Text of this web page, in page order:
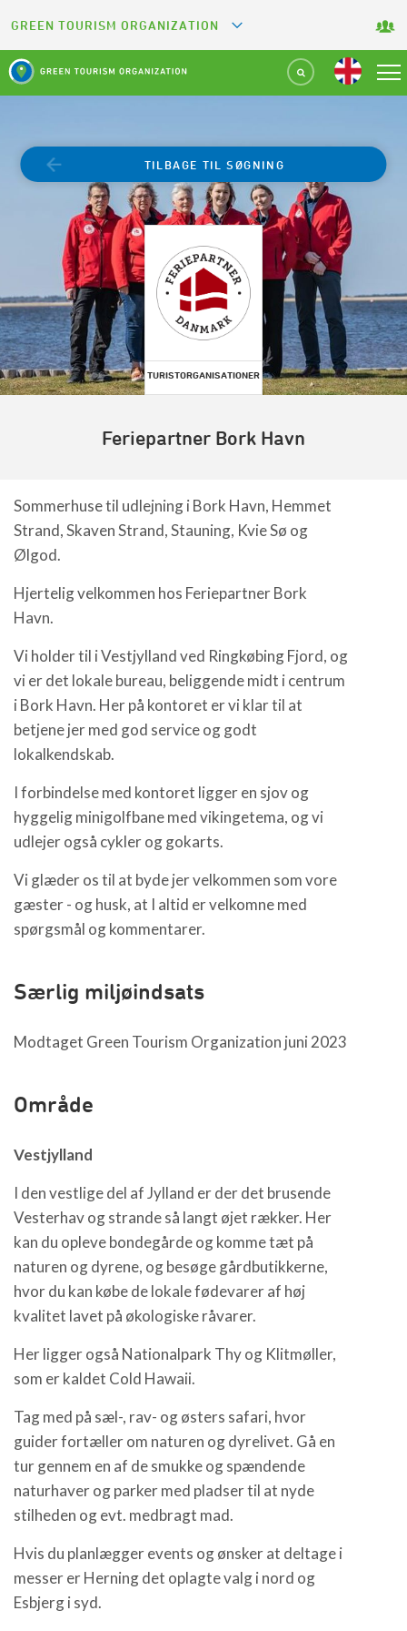
GREEN TOURISM ORGANIZATION
GREEN KEY
GREEN RESTAURANT
GREEN SPORT FACILITY
GREEN CAMPING
GREEN ATTRACTION
TURISTORGANISATIONER
TILBAGE TIL SØGNING
Feriepartner Bork Havn
Sommerhuse til udlejning i Bork Havn, Hemmet
Strand, Skaven Strand, Stauning, Kvie Sø og
Ølgod.
Hjertelig velkommen hos Feriepartner Bork
Havn.
Vi holder til i Vestjylland ved Ringkøbing Fjord, og
vi er det lokale bureau, beliggende midt i centrum
i Bork Havn. Her på kontoret er vi klar til at
betjene jer med god service og godt
lokalkendskab.
I forbindelse med kontoret ligger en sjov og
hyggelig minigolfbane med vikingetema, og vi
udlejer også cykler og gokarts.
Vi glæder os til at byde jer velkommen som vore
gæster - og husk, at I altid er velkomne med
spørgsmål og kommentarer.
Særlig miljøindsats
Modtaget Green Tourism Organization juni 2023
Område
Vestjylland
I den vestlige del af Jylland er der det brusende
Vesterhav og strande så langt øjet rækker. Her
kan du opleve bondegårde og komme tæt på
naturen og dyrene, og besøge gårdbutikkerne,
hvor du kan købe de lokale fødevarer af høj
kvalitet lavet på økologiske råvarer.
Her ligger også Nationalpark Thy og Klitmøller,
som er kaldet Cold Hawaii.
Tag med på sæl-, rav- og østers safari, hvor
guider fortæller om naturen og dyrelivet. Gå en
tur gennem en af de smukke og spændende
naturhaver og parker med pladser til at nyde
stilheden og evt. medbragt mad.
Hvis du planlægger events og ønsker at deltage i
messer er Herning det oplagte valg i nord og
Esbjerg i syd.